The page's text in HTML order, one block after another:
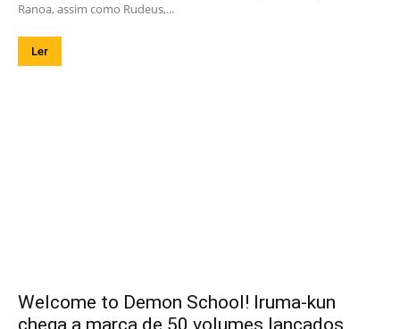
Ranoa, assim como Rudeus,...
Ler
Welcome to Demon School! Iruma-kun